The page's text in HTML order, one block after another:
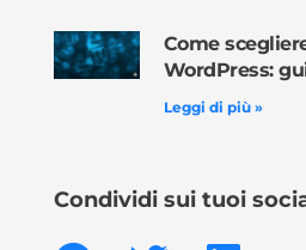
Come
WordPress:
Leggi di più »
Condividi sui tuoi